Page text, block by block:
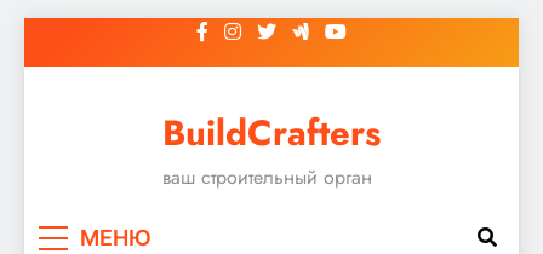
к
BuildCrafters
ваш строительный орган
МЕНЮ